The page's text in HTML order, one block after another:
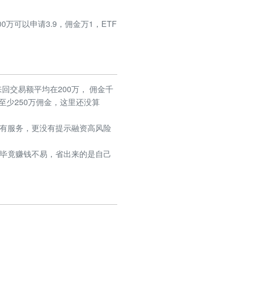
万可以申请3.9，佣金万1，ETF
交易额平均在200万， 佣金千
少250万佣金，这里还没算
服务，更没有提示融资高风险
竟赚钱不易，省出来的是自己